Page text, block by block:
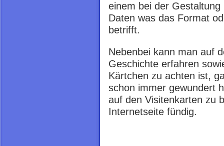
einem bei der
Daten was das Format
betrifft.
Nebenbei kann man auf
Geschichte erfahren
Kärtchen zu achten ist,
schon immer gewundert
auf den Visitenkarten zu
Internetseite fündig.